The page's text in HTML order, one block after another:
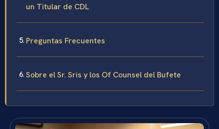
un Titular de CDL
Preguntas Frecuentes
Sobre el Sr. Sris y los Of Counsel del Bufete